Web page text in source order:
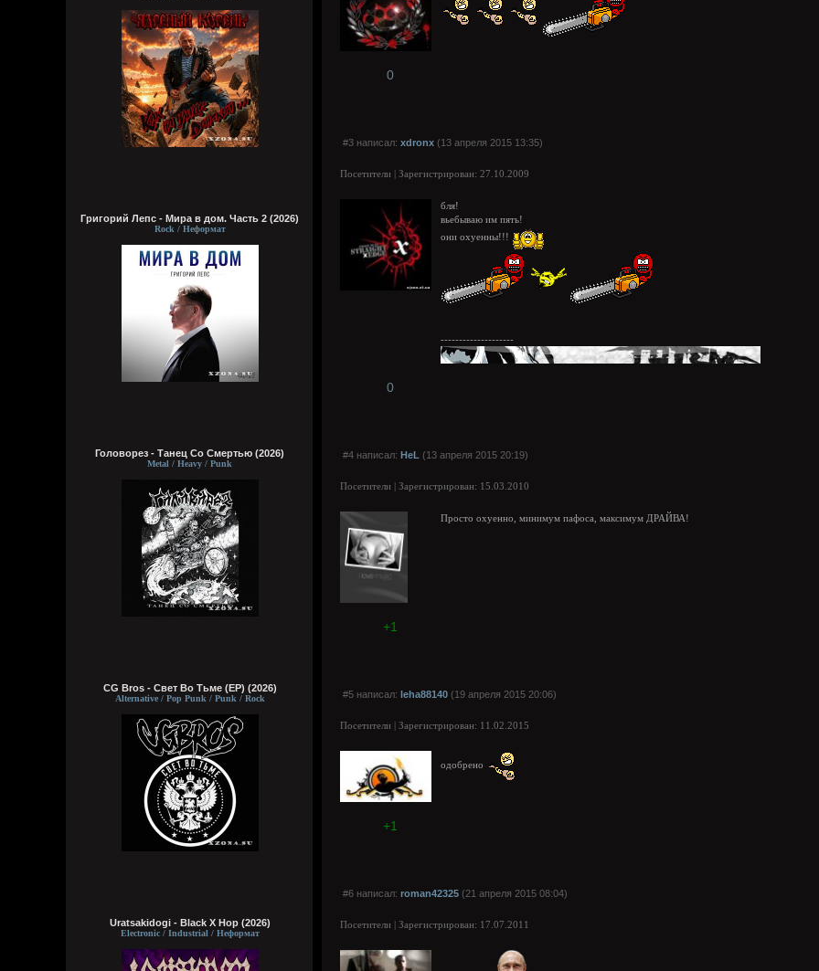
Григорий Лепс - Мира в дом. Часть 2 (2026)
Rock / Неформат
Головорез - Tанец Со Смертью (2026)
Metal / Heavy / Punk
CG Bros - Свет Во Тьме (EP) (2026)
Alternative / Pop Punk / Punk / Rock
Uratsakidogi - Black X Hop (2026)
Electronic / Industrial / Неформат
0
#3 написал: xdronx (13 апреля 2015 13:35)
Посетители | Зарегистрирован: 27.10.2009
бля!
вьебываю им пять!
они охуенны!!!
--------------------
0
#4 написал: HeL (13 апреля 2015 20:19)
Посетители | Зарегистрирован: 15.03.2010
Просто охуенно, минимум пафоса, максимум ДРАЙВА!
+1
#5 написал: leha88140 (19 апреля 2015 20:06)
Посетители | Зарегистрирован: 11.02.2015
одобрено
+1
#6 написал: roman42325 (21 апреля 2015 08:04)
Посетители | Зарегистрирован: 17.07.2011